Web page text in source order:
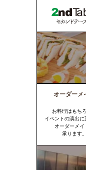
オーダーメ
お料理はもちろ
イベントの演出に
オーダーメイ
承ります。